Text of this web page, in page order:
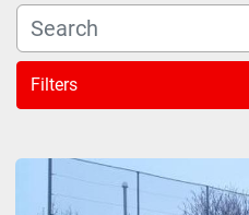
Filters